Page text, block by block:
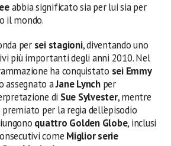
abbia significato sia per lui sia per
il mondo.
per sei stagioni, diventando uno
più importanti degli anni 2010. Nel
ha conquistato sei Emmy
assegnato aJane Lynchper
di Sue Sylvester, mentre
per la regia dell’episodio
quattro Golden Globe, inclusi
come Miglior serie